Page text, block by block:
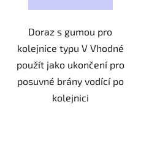
Doraz s gumou pro
kolejnice typu V Vhodné
použít jako ukončení pro
posuvné brány vodící po
kolejnici